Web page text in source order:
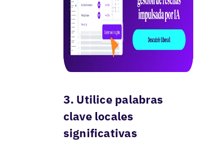
3. Utilice palabras
clave locales
significativas